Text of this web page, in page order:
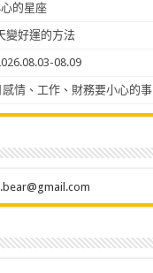
的星座
變好運的方法
08.09
情、工作、財務要小心的事